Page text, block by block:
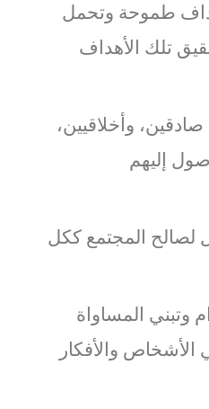
طموحة وتحمل
تلك الأهداف
وأخلاقيين،
إليهم
لصالح المجتمع ككل
وتبني المساواة
الأشخاص والأفكار